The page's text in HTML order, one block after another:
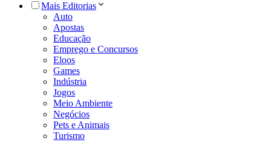
Mais Editorias
Auto
Apostas
Educação
Emprego e Concursos
Eloos
Games
Indústria
Jogos
Meio Ambiente
Negócios
Pets e Animais
Turismo